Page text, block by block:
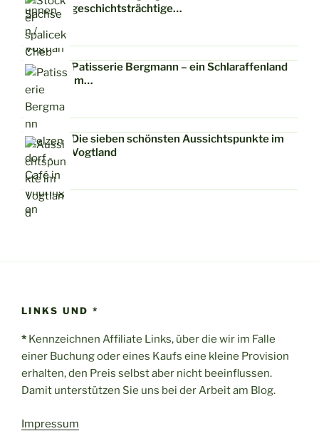
geschichtsträchtige…
Patisserie Bergmann – ein Schlaraffenland
im…
Die sieben schönsten Aussichtspunkte im
Vogtland
LINKS UND *
* Kennzeichnen Affiliate Links, über die wir im Falle
einer Buchung oder eines Kaufs eine kleine Provision
erhalten, den Preis selbst aber nicht beeinflussen.
Damit unterstützen Sie uns bei der Arbeit am Blog.
Impressum